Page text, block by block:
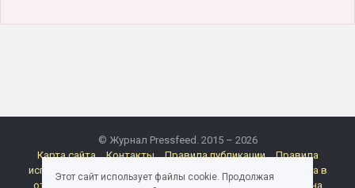
© Журнал Pressfeed. 2015 – 2026
Карта сайта
Контакты Правила публикации
Правила
использования материалов Pressfeed.Журнала
Политика в
отношении обработки персональных данных
Согласие на
Этот сайт использует файлы cookie. Продолжая